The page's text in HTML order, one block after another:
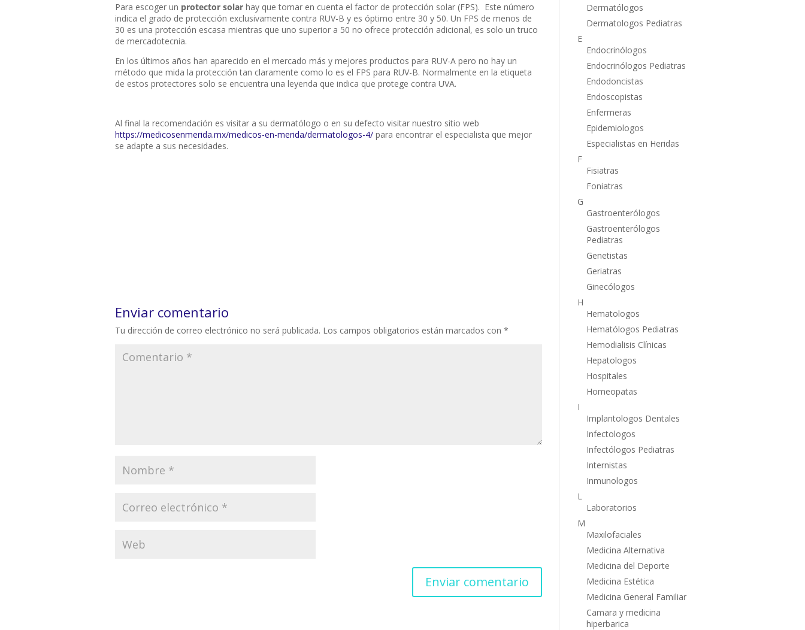
Para escoger un protector solar hay que tomar en cuenta el factor de protección solar (FPS). Este número
indica el grado de protección exclusivamente contra RUV-B y es óptimo entre 30 y 50. Un FPS de menos de
30 es una protección escasa mientras que uno superior a 50 no ofrece protección adicional, es solo un truco
de mercadotecnia.
En los últimos años han aparecido en el mercado más y mejores productos para RUV-A pero no hay un
método que mida la protección tan claramente como lo es el FPS para RUV-B. Normalmente en la etiqueta
de estos protectores solo se encuentra una leyenda que indica que protege contra UVA.
Al final la recomendación es visitar a su dermatólogo o en su defecto visitar nuestro sitio web
https://medicosenmerida.mx/medicos-en-merida/dermatologos-4/ para encontrar el especialista que mejor
se adapte a sus necesidades.
Enviar comentario
Tu dirección de correo electrónico no será publicada. Los campos obligatorios están marcados con *
Dermatólogos
Dermatologos Pediatras
E
Endocrinólogos
Endocrinólogos Pediatras
Endodoncistas
Endoscopistas
Enfermeras
Epidemiologos
Especialistas en Heridas
F
Fisiatras
Foniatras
G
Gastroenterólogos
Gastroenterólogos
Pediatras
Genetistas
Geriatras
Ginecólogos
H
Hematologos
Hematólogos Pediatras
Hemodialisis Clínicas
Hepatologos
Hospitales
Homeopatas
I
Implantologos Dentales
Infectologos
Infectólogos Pediatras
Internistas
Inmunologos
L
Laboratorios
M
Maxilofaciales
Medicina Alternativa
Medicina del Deporte
Medicina Estética
Medicina General Familiar
Camara y medicina
hiperbarica